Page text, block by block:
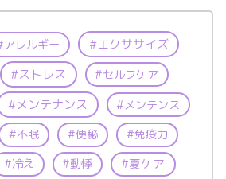
アレルギー
エクササイズ
ストレス
セルフケア
メンテナンス メンテンス
不眠 便秘 免疫力
冷え 動悸 夏ケア